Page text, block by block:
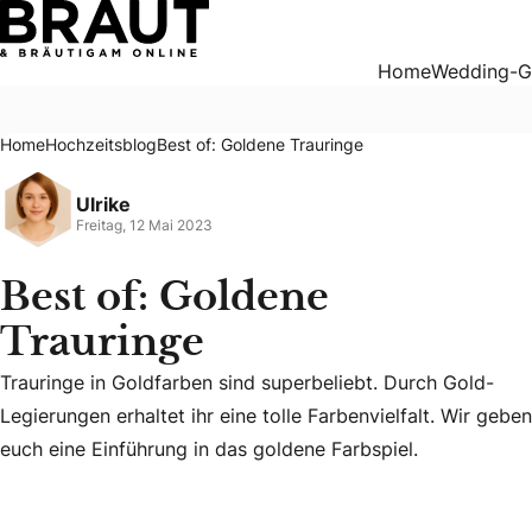
HomeWedding-
HomeHochzeitsblogBest of: Goldene Trauringe
Ulrike
Freitag, 12 Mai 2023
Best of: Goldene
Trauringe
Trauringe in Goldfarben sind superbeliebt. Durch Gold-
Trauringe in Goldfarben sind superbeliebt. Durch Gold-
Legierungen erhaltet ihr eine tolle Farbenvielfalt. Wir geben
euch eine Einführung in das goldene Farbspiel.